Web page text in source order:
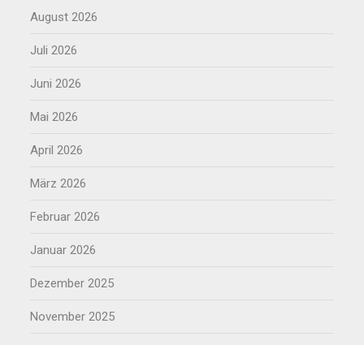
August 2026
Juli 2026
Juni 2026
Mai 2026
April 2026
März 2026
Februar 2026
Januar 2026
Dezember 2025
November 2025